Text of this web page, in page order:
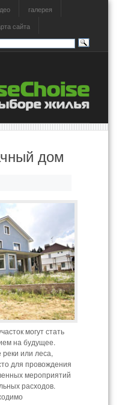
галерея
сайта
дом
могут стать
на будущее.
реки или леса,
для провождения
мероприятий
расходов.